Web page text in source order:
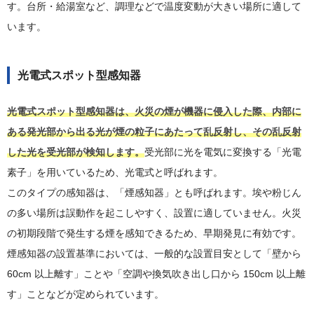
す。台所・給湯室など、調理などで温度変動が大きい場所に適して
います。
光電式スポット型感知器
光電式スポット型感知器は、火災の煙が機器に侵入した際、内部に
ある発光部から出る光が煙の粒子にあたって乱反射し、その乱反射
した光を受光部が検知します。受光部に光を電気に変換する「光電
素子」を用いているため、光電式と呼ばれます。
このタイプの感知器は、「煙感知器」とも呼ばれます。埃や粉じん
の多い場所は誤動作を起こしやすく、設置に適していません。火災
の初期段階で発生する煙を感知できるため、早期発見に有効です。
煙感知器の設置基準においては、一般的な設置目安として「壁から
60cm 以上離す」ことや「空調や換気吹き出し口から 150cm 以上離
す」ことなどが定められています。